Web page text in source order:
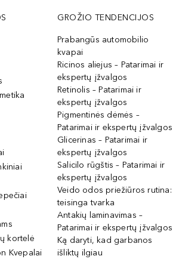
kortelė
Kvepalai
GROŽIO TENDENCIJOS
Prabangūs automobilio
kvapai
Ricinos aliejus – Patarimai ir
ekspertų įžvalgos
Retinolis – Patarimai ir
ekspertų įžvalgos
Pigmentinės dėmės –
Patarimai ir ekspertų įžvalgos
Glicerinas – Patarimai ir
ekspertų įžvalgos
Salicilo rūgštis – Patarimai ir
ekspertų įžvalgos
Veido odos priežiūros rutina:
teisinga tvarka
Antakių laminavimas –
Patarimai ir ekspertų įžvalgos
Ką daryti, kad garbanos
išliktų ilgiau